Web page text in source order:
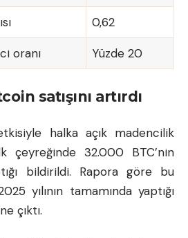
0,62
oranı Yüzde 20
satışını artırdı
halka açık madencilik
çeyreğinde 32.000 BTC’nin
bildirildi. Rapora göre bu
yılının tamamında yaptığı
çıktı.